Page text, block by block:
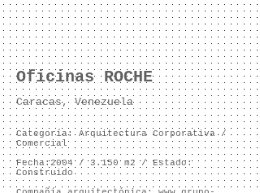
Oficinas ROCHE
Caracas, Venezuela
Categoría: Arquitectura Corporativa /
Comercial
Fecha:2004 /3.150 m2 / Estado:
Construido